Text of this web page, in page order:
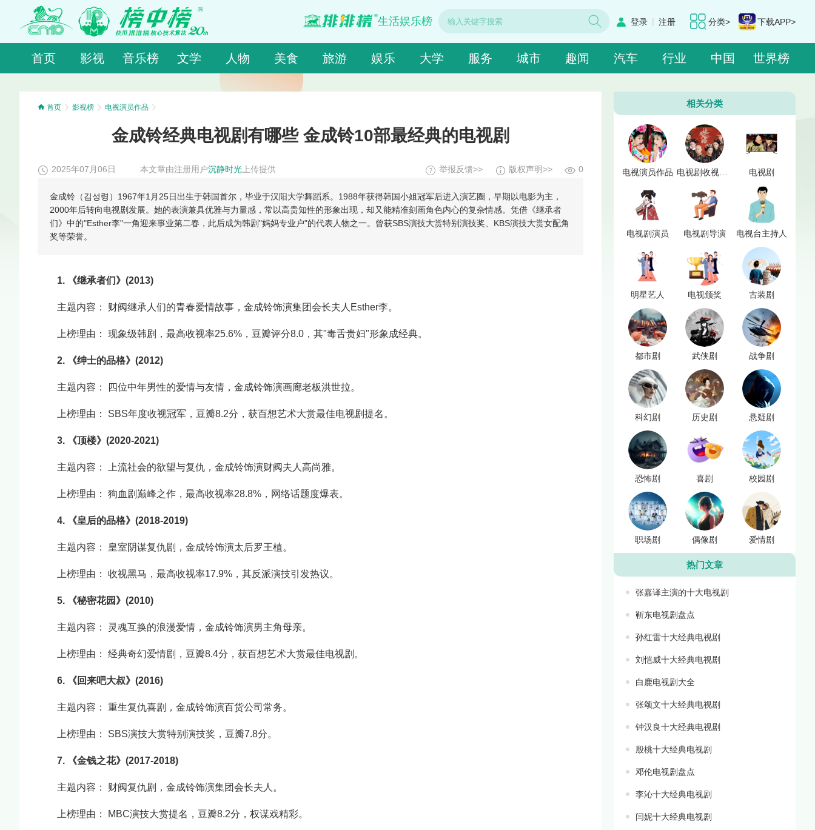
分类> 下载APP>
登录 | 注册
生活娱乐榜
首页 影视 音乐榜 文学 人物 美食 旅游 娱乐 大学 服务 城市 趣闻 汽车 行业 中国 世界榜
首页 影视榜 电视演员作品
金成铃经典电视剧有哪些 金成铃10部最经典的电视剧
2025年07月06日 本文章由注册用户沉静时光上传提供 0
版权声明>>
举报反馈>>
金成铃（김성령）1967年1月25日出生于韩国首尔，毕业于汉阳大学舞蹈系。1988年获得韩国小姐冠军后进入演艺圈，早期以电影为主，
2000年后转向电视剧发展。她的表演兼具优雅与力量感，常以高贵知性的形象出现，却又能精准刻画角色内心的复杂情感。凭借《继承者
们》中的"Esther李"一角迎来事业第二春，此后成为韩剧"妈妈专业户"的代表人物之一。曾获SBS演技大赏特别演技奖、KBS演技大赏女配角
奖等荣誉。
1. 《继承者们》(2013)
主题内容： 财阀继承人们的青春爱情故事，金成铃饰演集团会长夫人Esther李。
上榜理由： 现象级韩剧，最高收视率25.6%，豆瓣评分8.0，其"毒舌贵妇"形象成经典。
2. 《绅士的品格》(2012)
主题内容： 四位中年男性的爱情与友情，金成铃饰演画廊老板洪世拉。
上榜理由： SBS年度收视冠军，豆瓣8.2分，获百想艺术大赏最佳电视剧提名。
3. 《顶楼》(2020-2021)
主题内容： 上流社会的欲望与复仇，金成铃饰演财阀夫人高尚雅。
上榜理由： 狗血剧巅峰之作，最高收视率28.8%，网络话题度爆表。
4. 《皇后的品格》(2018-2019)
主题内容： 皇室阴谋复仇剧，金成铃饰演太后罗王植。
上榜理由： 收视黑马，最高收视率17.9%，其反派演技引发热议。
5. 《秘密花园》(2010)
主题内容： 灵魂互换的浪漫爱情，金成铃饰演男主角母亲。
上榜理由： 经典奇幻爱情剧，豆瓣8.4分，获百想艺术大赏最佳电视剧。
6. 《回来吧大叔》(2016)
主题内容： 重生复仇喜剧，金成铃饰演百货公司常务。
上榜理由： SBS演技大赏特别演技奖，豆瓣7.8分。
7. 《金钱之花》(2017-2018)
主题内容： 财阀复仇剧，金成铃饰演集团会长夫人。
上榜理由： MBC演技大赏提名，豆瓣8.2分，权谋戏精彩。
相关分类
电视演员作品 电视剧收视点击率 电视剧
电视剧演员 电视剧导演 电视台主持人
明星艺人 电视颁奖 古装剧
都市剧 武侠剧 战争剧
科幻剧 历史剧 悬疑剧
恐怖剧 喜剧 校园剧
职场剧 偶像剧 爱情剧
热门文章
张嘉译主演的十大电视剧
靳东电视剧盘点
孙红雷十大经典电视剧
刘恺威十大经典电视剧
白鹿电视剧大全
张颂文十大经典电视剧
钟汉良十大经典电视剧
殷桃十大经典电视剧
邓伦电视剧盘点
李沁十大经典电视剧
闫妮十大经典电视剧